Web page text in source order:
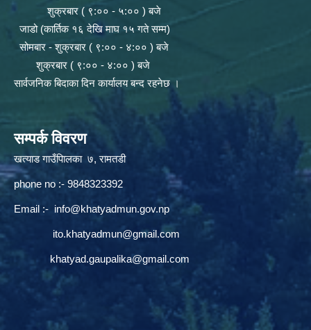
शुक्रबार ( ९:०० - ५:०० ) बजे
जाडो (कार्तिक १६ देखि माघ १५ गते सम्म)
सोमबार - शुक्रबार ( ९:०० - ४:०० ) बजे
शुक्रबार ( ९:०० - ४:०० ) बजे
सार्वजनिक बिदाका दिन कार्यालय बन्द रहनेछ ।
सम्पर्क विवरण
खत्याड गाउँपािलका ७, रामतडी
phone no :- 9848323392
Email :- info@khatyadmun.gov.np
ito.khatyadmun@gmail.com
khatyad.gaupalika@gmail.com